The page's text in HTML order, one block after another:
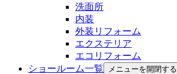
洗面所
内装
外装リフォーム
エクステリア
エコリフォーム
ショールーム一覧
メニューを開閉する